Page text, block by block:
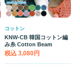
コットン
KNW-CB 韓国コットン編
み糸 Cotton Beam
税込 3,080円